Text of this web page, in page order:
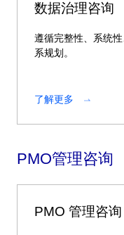
数据治理咨询
遵循完整性、系统
系规划。
了解更多
PMO管理咨询
PMO 管理咨询